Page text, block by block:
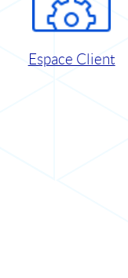
Espace Client